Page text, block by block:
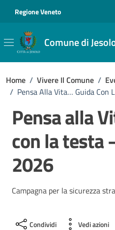
Regione Veneto
Comune di
Home / Vivere Il Comune /
/ Pensa Alla Vita… Guida Con
Pensa alla
con la testa
2026
Campagna per la sicurezza
Condividi Vedi azioni